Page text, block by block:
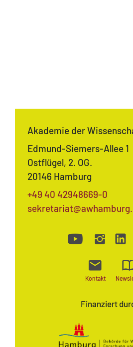
Finanziert
Akademie der
Edmund-Siemers-Allee 1
Ostflügel, 2. OG.
20146 Hamburg
+49 40 42948669-0
Kontakt